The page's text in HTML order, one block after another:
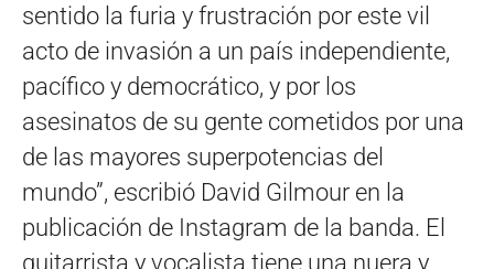
sentido la furia y frustración por este vil
acto de invasión a un país independiente,
pacífico y democrático, y por los
asesinatos de su gente cometidos por una
de las mayores superpotencias del
mundo”, escribió David Gilmour en la
publicación de Instagram de la banda. El
guitarrista y vocalista tiene una nuera y